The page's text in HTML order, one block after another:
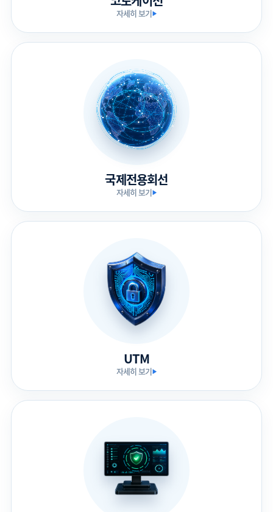
자세히 보기▶
국제전용회선
자세히 보기▶
UTM
자세히 보기▶